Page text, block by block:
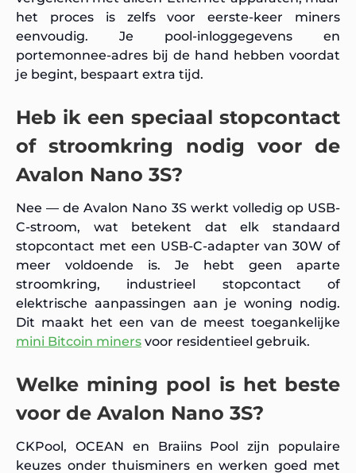
het proces is zelfs voor eerste-keer miners
eenvoudig. Je pool-inloggegevens en
portemonnee-adres bij de hand hebben voordat
je begint, bespaart extra tijd.
Heb ik een speciaal stopcontact
of stroomkring nodig voor de
Avalon Nano 3S?
Nee — de Avalon Nano 3S werkt volledig op USB-
C-stroom, wat betekent dat elk standaard
stopcontact met een USB-C-adapter van 30W of
meer voldoende is. Je hebt geen aparte
stroomkring, industrieel stopcontact of
elektrische aanpassingen aan je woning nodig.
Dit maakt het een van de meest toegankelijke
mini Bitcoin miners voor residentieel gebruik.
Welke mining pool is het beste
voor de Avalon Nano 3S?
CKPool, OCEAN en Braiins Pool zijn populaire
keuzes onder thuisminers en werken goed met